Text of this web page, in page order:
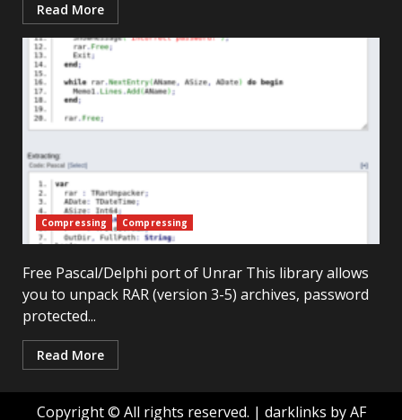
Read More
Compressing Compressing
Free Pascal/Delphi port of Unrar This library allows
you to unpack RAR (version 3-5) archives, password
protected...
Read More
Copyright © All rights reserved. | darklinks by AF